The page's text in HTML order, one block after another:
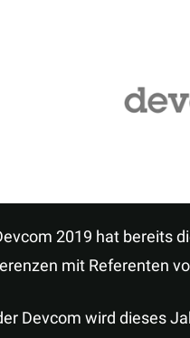
2019 hat bereits
mit Referenten
Devcom wird dieses